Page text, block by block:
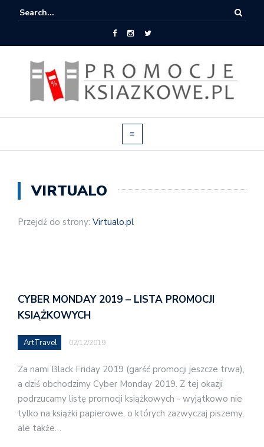
VIRTUALO
Przejdź do strony: Virtualo.pl
CYBER MONDAY 2019 – LISTA PROMOCJI
KSIĄŻKOWYCH
ArtTravel 02/12/2019
Za nami Black Friday 2019 (garść promocji jeszcze trwa),
a dziś obchodzimy Cyber Monday 2019. Z tej okazji
podrzucamy listę promocji książkowych - wyjątkowo nie
tylko na książki papierowe, o których zazwyczaj piszemy,
ale także…